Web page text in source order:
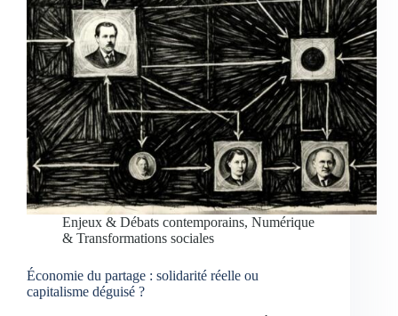
Enjeux & Débats contemporains, Numérique
& Transformations sociales
Économie du partage : solidarité réelle ou
capitalisme déguisé ?